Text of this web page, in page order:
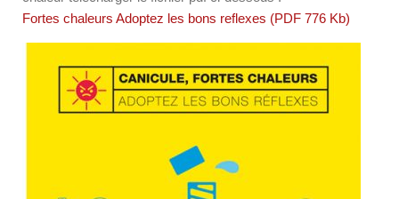
Fortes chaleurs Adoptez les bons reflexes (PDF 776 Kb)